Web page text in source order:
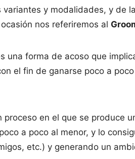
variantes y modalidades, y de
nos referiremos al
una forma de acoso que
el fin de ganarse poco a
proceso en el que se produce
a poco al menor, y lo
etc.) y generando un